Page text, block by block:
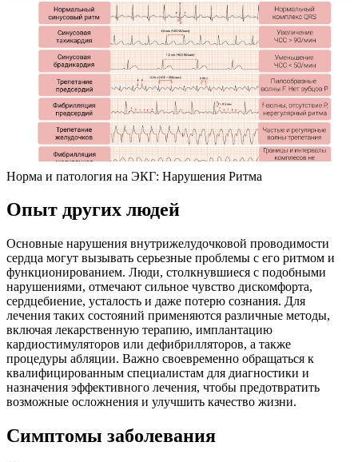
Норма и патология на ЭКГ: Нарушения Ритма
Опыт других людей
Основные нарушения внутрижелудочковой проводимости
сердца могут вызывать серьезные проблемы с его ритмом и
функционированием. Люди, столкнувшиеся с подобными
нарушениями, отмечают сильное чувство дискомфорта,
сердцебиение, усталость и даже потерю сознания. Для
лечения таких состояний применяются различные методы,
включая лекарственную терапию, имплантацию
кардиостимуляторов или дефибрилляторов, а также
процедуры абляции. Важно своевременно обращаться к
квалифицированным специалистам для диагностики и
назначения эффективного лечения, чтобы предотвратить
возможные осложнения и улучшить качество жизни.
Симптомы заболевания